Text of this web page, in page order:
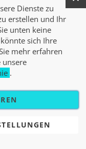
Tag, um das
formulierst,
ist dein
das Tal fliegen
an dem wir
schon auf
Dienste zu
erstellen und Ihr
unten keine
sich Ihre
mehr erfahren
unsere
.